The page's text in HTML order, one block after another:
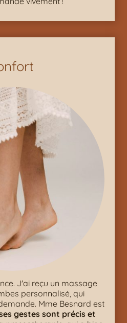
J'ai reçu un massage
personnalisé, qui
Mme Besnard est
gestes sont précis et